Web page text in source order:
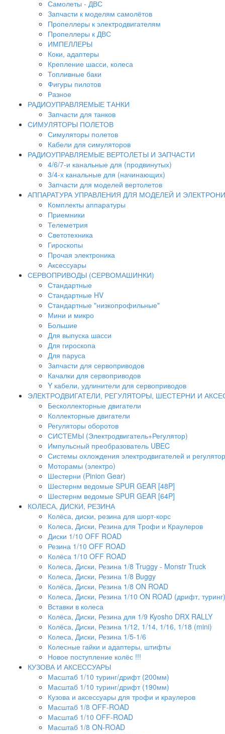
Самолеты - ДВС
Запчасти к моделям самолётов
Пропеллеры к электродвигателям
Пропеллеры к ДВС
ИМПЕЛЛЕРЫ
Коки, адаптеры
Крепление шасси, колеса
Топливные баки
Фигуры пилотов
Разное
РАДИОУПРАВЛЯЕМЫЕ ТАНКИ
Запчасти для танков
СИМУЛЯТОРЫ ПОЛЕТОВ
Симуляторы полетов
Кабели для симуляторов
РАДИОУПРАВЛЯЕМЫЕ ВЕРТОЛЕТЫ И ЗАПЧАСТИ
4/6/7-и канальные для (продвинутых)
3/4-х канальные для (начинающих)
Запчасти для моделей вертолетов
АППАРАТУРА УПРАВЛЕНИЯ ДЛЯ МОДЕЛЕЙ И
Комплекты аппаратуры
Приемники
Телеметрия
Светотехника
Гироскопы
Прочая электроника
Аксессуары
СЕРВОПРИВОДЫ (СЕРВОМАШИНКИ)
Стандартные
Стандартные HV
Стандартные "низкопрофильные"
Мини и микро
Большие
Для выпуска шасси
Для гироскопа
Для паруса
Запчасти для сервоприводов
Качалки для сервоприводов
Y кабели, удлинители для сервоприводов
ЭЛЕКТРОДВИГАТЕЛИ, РЕГУЛЯТОРЫ, ШЕСТЕРНИ И
Бесколлекторные двигатели
Коллекторные двигатели
Регуляторы оборотов
СИСТЕМЫ (Электродвигатель+Регулятор)
Импульсный преобразователь UBEC
Системы охлождения электродвигателей и
Моторамы (электро)
Шестерни (Pinion Gear)
Шестернм ведомые SPUR GEAR [48P]
Шестернм ведомые SPUR GEAR [64P]
КОЛЕСА, ДИСКИ, РЕЗИНА
Колёса, диски, резина для шорт-корс
Колеса, Диски, Резина для Трофи и Краулеров
Диски 1/10 OFF ROAD
Резина 1/10 OFF ROAD
Колёса 1/10 OFF ROAD
Колеса, Диски, Резина 1/8 Truggy - Monstr Truck
Колеса, Диски, Резина 1/8 Buggy
Колёса, Диски, Резина 1/8 ON ROAD
Колеса, Диски, Резина 1/10 ON ROAD (дрифт, туринг)
Вставки в колеса
Колёса, Диски, Резина для 1/9 Kyosho DRX RALLY
Колёса, Диски, Резина 1/12, 1/14, 1/16, 1/18 (mini)
Колеса, Диски, Резина 1/5-1/6
Колесные гайки и адаптеры, штифты
Новое поступление колёс !!!
КУЗОВА И АКСЕССУАРЫ
Масштаб 1/10 туринг/дрифт (200мм)
Масштаб 1/10 туринг/дрифт (190мм)
Кузова и аксессуары для трофи и краулеров
Масштаб 1/8 OFF-ROAD
Масштаб 1/10 OFF-ROAD
Масштаб 1/8 ON-ROAD